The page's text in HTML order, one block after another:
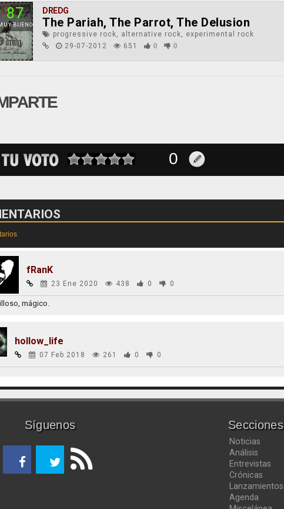
87
BUENO
DREDG
The Pariah, The Parrot, The Delusion
progressive rock, alternative rock, experimental rock
29-07-2012
651 0 0
fRanK
23 Ene 2020 438 0 0
mágico.
hollow_life
07 Feb 2018 261 0 0
Síguenos Secciones
Noticias
Análisis
Entrevistas
Crónicas
Lanzamientos
Agenda